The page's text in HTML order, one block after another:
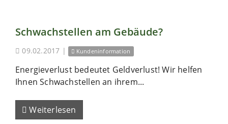
Schwachstellen am Gebäude?
09.02.2017 | Kundeninformation
Energieverlust bedeutet Geldverlust! Wir helfen
Ihnen Schwachstellen an ihrem...
Weiterlesen